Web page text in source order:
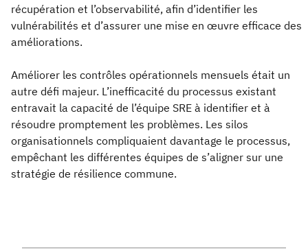
récupération et l’observabilité, afin d’identifier les
vulnérabilités et d’assurer une mise en œuvre efficace des
améliorations.
Améliorer les contrôles opérationnels mensuels était un
autre défi majeur. L’inefficacité du processus existant
entravait la capacité de l’équipe SRE à identifier et à
résoudre promptement les problèmes. Les silos
organisationnels compliquaient davantage le processus,
empêchant les différentes équipes de s’aligner sur une
stratégie de résilience commune.